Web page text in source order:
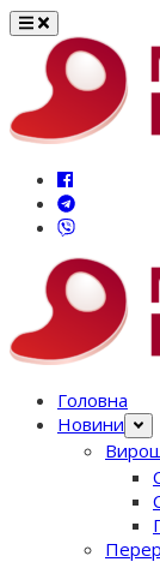
Перейти
вмісту
Головна
Новини